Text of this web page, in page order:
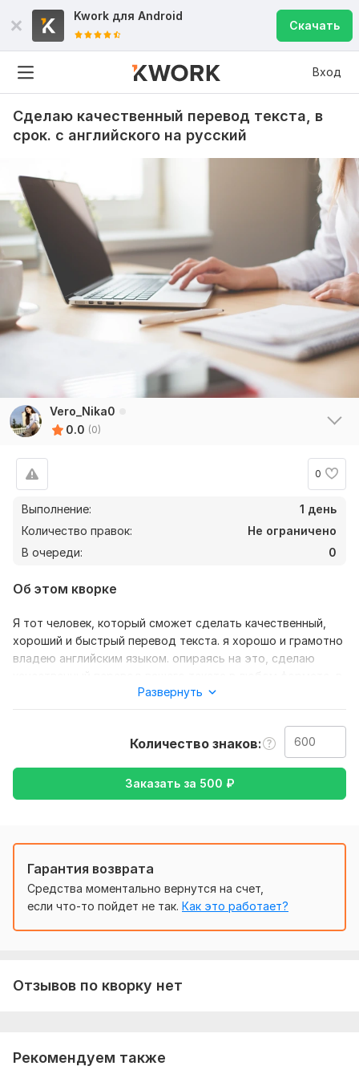
Kwork для Android
Скачать
Вход
Сделаю качественный перевод текста, в
срок. с английского на русский
Vero_Nika0
0.0 (0)
0
Выполнение:
1 день
Количество правок:
Не ограничено
В очереди:
0
Об этом кворке
Я тот человек, который сможет сделать качественный,
хороший и быстрый перевод текста. я хорошо и грамотно
владею английским языком. опираясь на это, сделаю
срок! с английского на русский или с русского на
Ожидаю от вас текст, желательно в формате документа,
также уточнение моей работы-перевод с английского на
русский , либо же с русского на английский.
Язык перевода:
с Английского на Русский
с Русского на Английский
Объем услуги в кворке: 600 знаков
Развернуть
Количество знаков
Заказать за 500 ₽
Гарантия возврата
Средства моментально вернутся на счет,
если что-то пойдет не так. Как это работает?
Отзывов по кворку нет
Рекомендуем также